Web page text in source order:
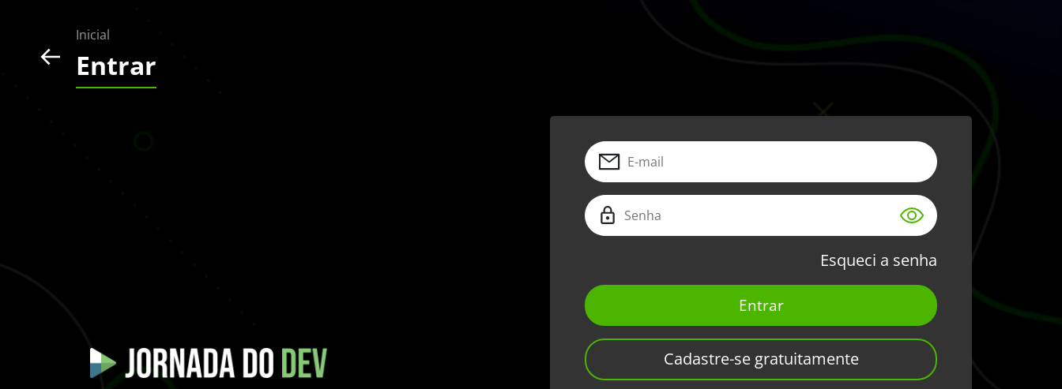
Inicial
Entrar
Esqueci a senha
Entrar
Cadastre-se gratuitamente